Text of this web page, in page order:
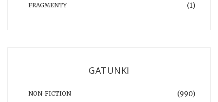
FRAGMENTY (1)
GATUNKI
NON-FICTION (990)